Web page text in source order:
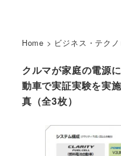
Home > ビジネス・テク
クルマが家庭の電源
動車で実証実験を実
真（全3枚）